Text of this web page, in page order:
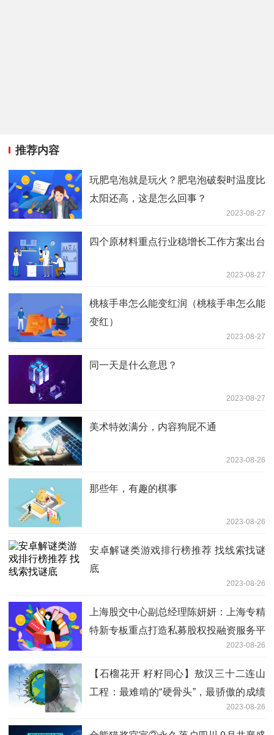
推荐内容
玩肥皂泡就是玩火？肥皂泡破裂时温度比
太阳还高，这是怎么回事？
2023-08-27
四个原材料重点行业稳增长工作方案出台
2023-08-27
桃核手串怎么能变红润（桃核手串怎么能
变红）
2023-08-27
同一天是什么意思？
2023-08-27
美术特效满分，内容狗屁不通
2023-08-26
那些年，有趣的棋事
2023-08-26
安卓解谜类游戏排行榜推荐 找线索找谜
底
2023-08-26
上海股交中心副总经理陈妍妍：上海专精
特新专板重点打造私募股权投融资服务平
2023-08-26
【石榴花开 籽籽同心】敖汉三十二连山
工程：最难啃的“硬骨头”，最骄傲的成绩
2023-08-26